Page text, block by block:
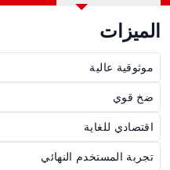
الميزات
موثوقية عالية
ضخ قوي
اقتصادي للغاية
تجربة المستخدم النهائي